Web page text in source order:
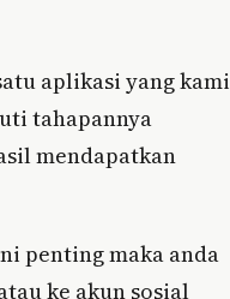
aplikasi yang kami
tahapannya
mendapatkan
penting maka anda
ke akun sosial